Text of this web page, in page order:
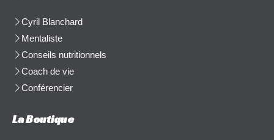
Cyril Blanchard
Mentaliste
Conseils nutritionnels
Coach de vie
Conférencier
La Boutique